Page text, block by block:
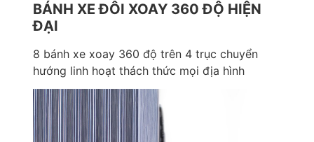
BÁNH XE ĐÔI XOAY 360 ĐỘ HIỆN
ĐẠI
8 bánh xe xoay 360 độ trên 4 trục chuyển
hướng linh hoạt thách thức mọi địa hình